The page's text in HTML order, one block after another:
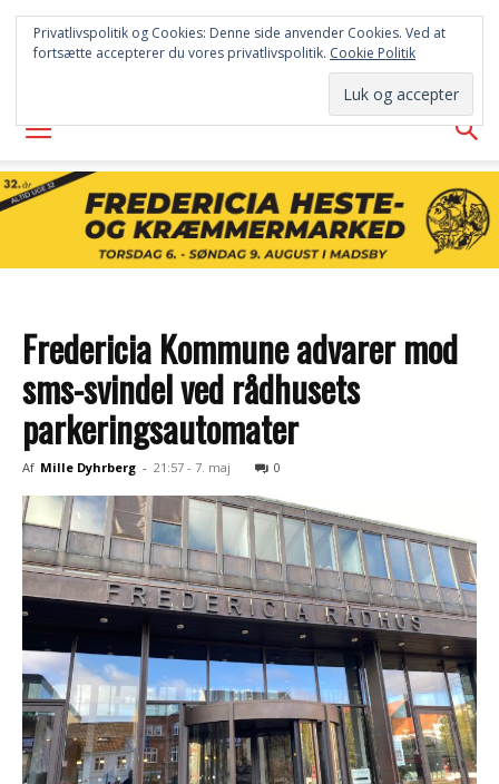
FREDERICIA
AVISEN
Fredericia Kommune advarer mod
sms-svindel ved rådhusets
parkeringsautomater
Af Mille Dyhrberg - 21:57 - 7. maj 0
Privatlivspolitik og Cookies: Denne side anvender Cookies. Ved at
fortsætte accepterer du vores privatlivspolitik. Cookie Politik